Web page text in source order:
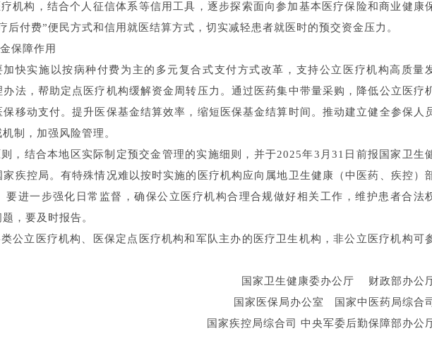
机构，结合个人征信体系等信用工具，逐步探索面向参加基本医疗保险和商业健康
后付费”便民方式和信用就医结算方式，切实减轻患者就医时的预交资金压力。
保障作用
快实施以按病种付费为主的多元复合式支付方式改革，支持公立医疗机构高质量
办法，帮助定点医疗机构缓解资金周转压力。通过医药集中带量采购，降低公立医疗
移动支付。提升医保基金结算效率，缩短医保基金结算时间。推动建立健全参保人
制，加强风险管理。
，结合本地区实际制定预交金管理的实施细则，并于2025年3月31日前报国家卫生
家疾控局。有特殊情况难以按时实施的医疗机构应向属地卫生健康（中医药、疾控）
要进一步强化日常监督，确保公立医疗机构合理合规做好相关工作，维护患者合法
，要及时报告。
公立医疗机构、医保定点医疗机构和军队主办的医疗卫生机构，非公立医疗机构可
国家卫生健康委办公厅 财政部办公
国家医保局办公室 国家中医药局综合
国家疾控局综合司 中央军委后勤保障部办公